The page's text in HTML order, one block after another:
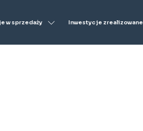
w sprzedaży Inwestycje zrealizowane